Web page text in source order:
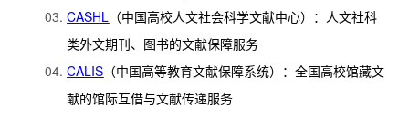
CASHL （中国高校人文社会科学文献中心）：人文社科
类外文期刊、图书的文献保障服务
CALIS （中国高等教育文献保障系统）：全国高校馆藏文
献的馆际互借与文献传递服务